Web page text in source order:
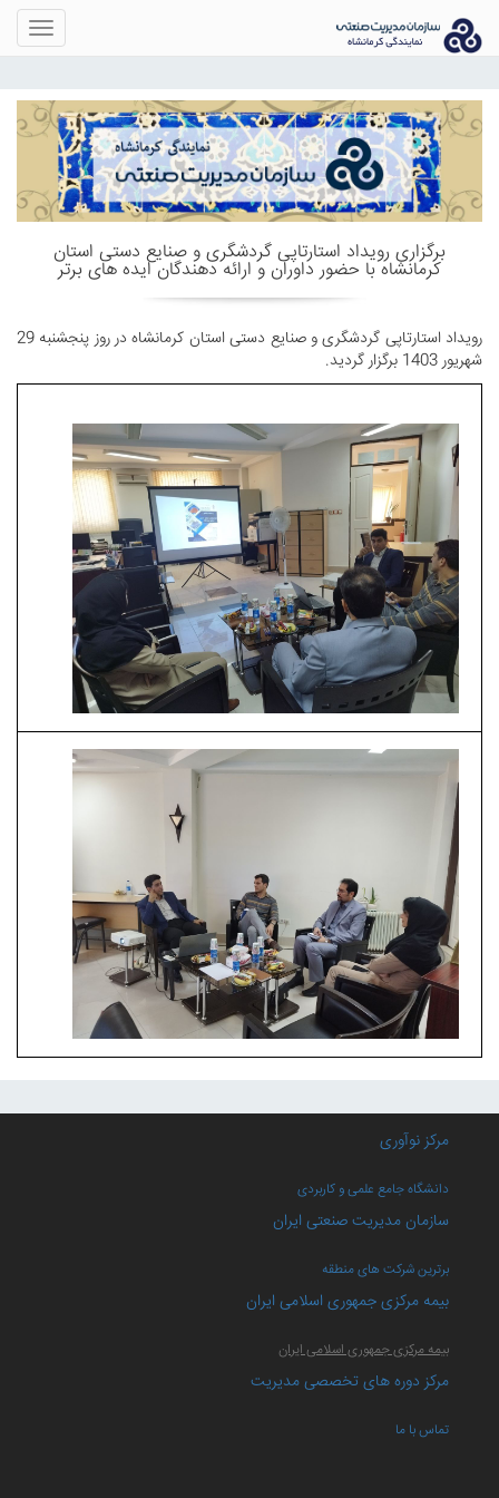
برگزاری رویداد استارتاپی گردشگری و صنایع دستی استان
کرمانشاه با حضور داوران و ارائه دهندگان ایده های برتر
رویداد استارتاپی گردشگری و صنایع دستی استان کرمانشاه در روز پنجشنبه 29
شهریور 1403 برگزار گردید.
مرکز نوآوری
دانشگاه جامع علمی و کاربردی
سازمان مدیریت صنعتی ایران
برترین شرکت های منطقه
بیمه مرکزی جمهوری اسلامی ایران
بیمه مرکزی جمهوری اسلامی ایران
مرکز دوره های تخصصی مدیریت
تماس با ما